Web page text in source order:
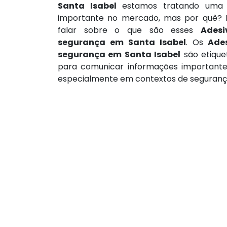
Santa Isabel estamos tratando uma
importante no mercado, mas por quê?
falar sobre o que são esses
segurança em Santa Isabel. Os
segurança em Santa Isabel são
para comunicar informações
especialmente em contextos de